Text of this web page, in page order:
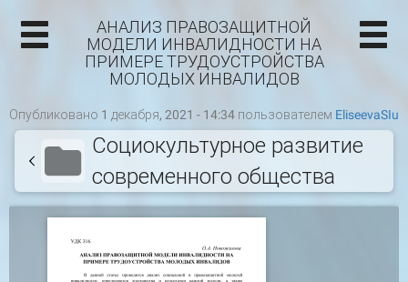
АНАЛИЗ ПРАВОЗАЩИТНОЙ
МОДЕЛИ ИНВАЛИДНОСТИ НА
ПРИМЕРЕ ТРУДОУСТРОЙСТВА
МОЛОДЫХ ИНВАЛИДОВ
Опубликовано 1 декабря, 2021 - 14:34 пользователем EliseevaSIu
Социокультурное развитие
современного общества